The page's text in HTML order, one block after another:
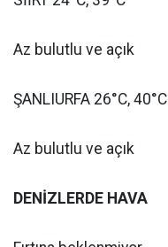
Az bulutlu ve açık
ŞANLIURFA 26°C, 40°C
Az bulutlu ve açık
DENİZLERDE HAVA